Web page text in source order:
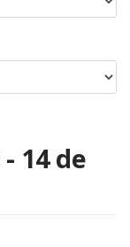
14 de